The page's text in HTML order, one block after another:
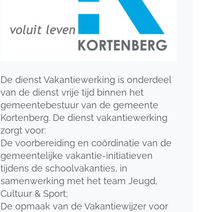
De dienst Vakantiewerking is onderdeel
van de dienst vrije tijd binnen het
gemeentebestuur van de gemeente
Kortenberg. De dienst vakantiewerking
zorgt voor:
De voorbereiding en coördinatie van de
gemeentelijke vakantie-initiatieven
tijdens de schoolvakanties, in
samenwerking met het team Jeugd,
Cultuur & Sport;
De opmaak van de Vakantiewijzer voor